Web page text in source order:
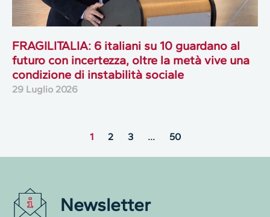
FRAGILITALIA: 6 italiani su 10 guardano al
futuro con incertezza, oltre la metà vive una
condizione di instabilità sociale
29 Luglio 2026
1 2 3 … 50
Newsletter